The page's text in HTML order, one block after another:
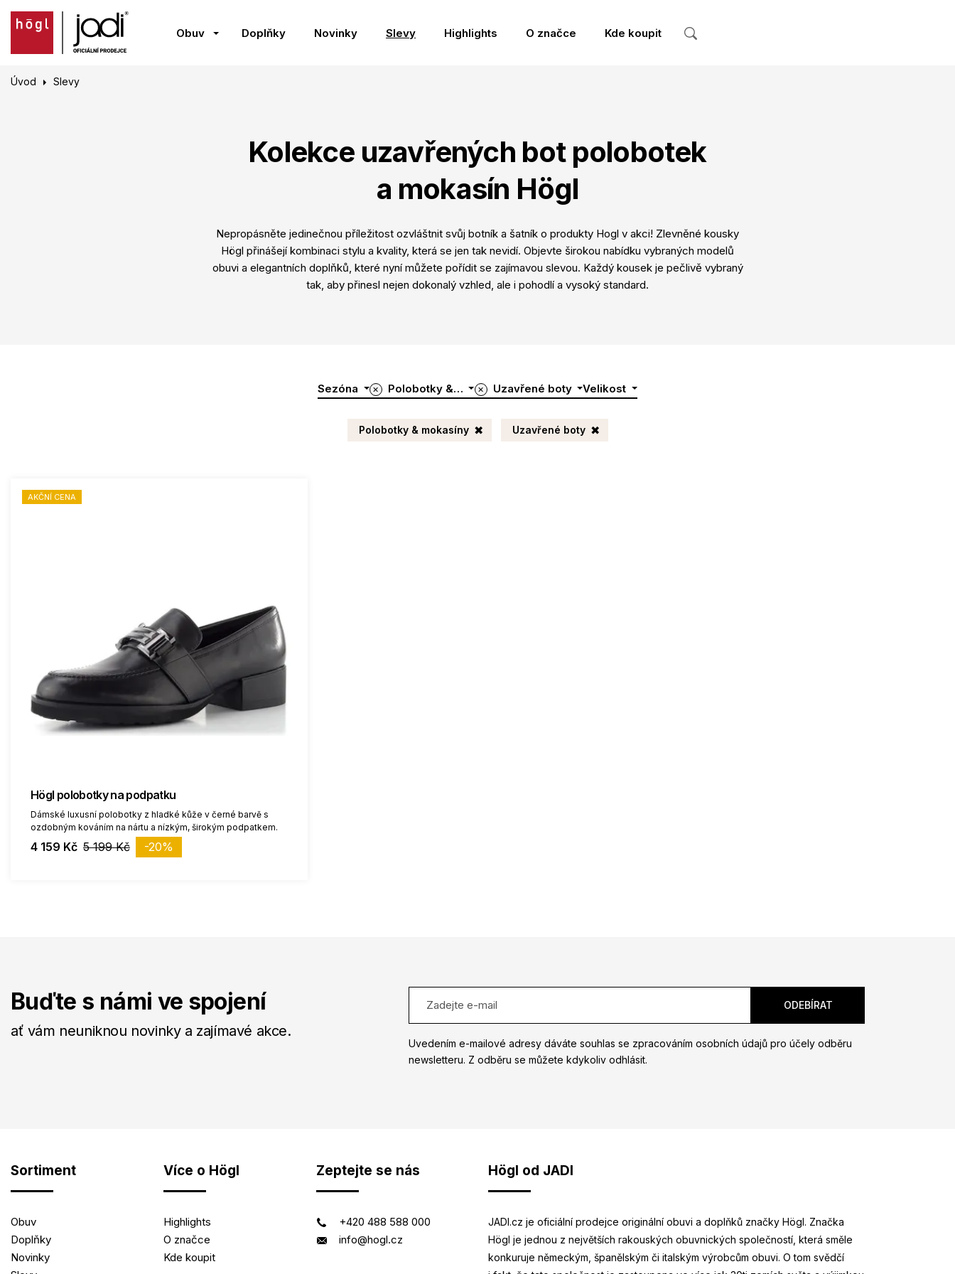
Obuv Doplňky Novinky Slevy Highlights O značce Kde koupit
Úvod Slevy
Kolekce uzavřených bot polobotek
a mokasín Högl
Nepropásněte jedinečnou příležitost ozvláštnit svůj botník a šatník o produkty Hogl v akci! Zlevněné kousky
Högl přinášejí kombinaci stylu a kvality, která se jen tak nevidí. Objevte širokou nabídku vybraných modelů
obuvi a elegantních doplňků, které nyní můžete pořídit se zajímavou slevou. Každý kousek je pečlivě vybraný
tak, aby přinesl nejen dokonalý vzhled, ale i pohodlí a vysoký standard.
Sezóna ✕ Polobotky &… ✕ Uzavřené boty Velikost
Polobotky & mokasíny Uzavřené boty
AKČNÍ CENA
Högl polobotky na podpatku
Dámské luxusní polobotky z hladké kůže v černé barvě s
ozdobným kováním na nártu a nízkým, širokým podpatkem.
4 159 Kč 5 199 Kč -20%
Buďte s námi ve spojení
ať vám neuniknou novinky a zajímavé akce.
Uvedením e-mailové adresy dáváte souhlas se zpracováním osobních údajů pro účely odběru
newsletteru. Z odběru se můžete kdykoliv odhlásit.
Sortiment
Obuv
Doplňky
Novinky
Více o Högl
Highlights
O značce
Kde koupit
Zeptejte se nás
+420 488 588 000
info@hogl.cz
Högl od JADI
JADI.cz je oficiální prodejce originální obuvi a doplňků značky Högl. Značka
Högl je jednou z největších rakouských obuvnických společností, která směle
konkuruje německým, španělským či italským výrobcům obuvi. O tom svědčí